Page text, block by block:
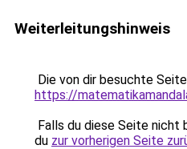
Weiterleitungshinweis
Die von dir besuchte
https://
Falls du diese Seite nicht
du zur vorherigen Seite